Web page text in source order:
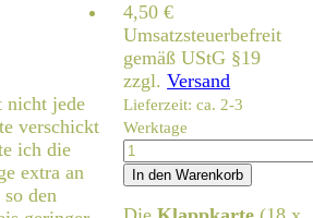
4,50€
Umsatzsteuerbefreit
gemäß UStG §19
zzgl.Versand
Lieferzeit: ca. 2-3
Werktage
verkehrsschild.1
Menge
In den Warenkorb
nicht jede
verschickt
ich die
extra an
den